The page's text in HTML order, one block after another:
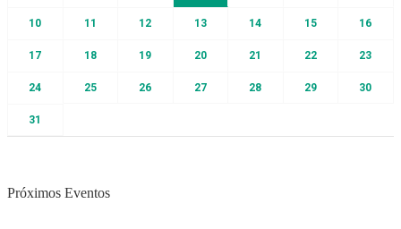
10 11 12 13 14 15 16
17 18 19 20 21 22 23
24 25 26 27 28 29 30
31
Próximos Eventos